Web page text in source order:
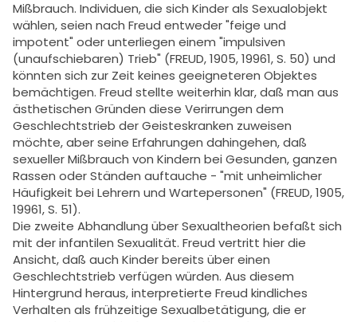
Mißbrauch. Individuen, die sich Kinder als Sexualobjekt
wählen, seien nach Freud entweder "feige und
impotent" oder unterliegen einem "impulsiven
(unaufschiebaren) Trieb" (FREUD, 1905, 19961, S. 50) und
könnten sich zur Zeit keines geeigneteren Objektes
bemächtigen. Freud stellte weiterhin klar, daß man aus
ästhetischen Gründen diese Verirrungen dem
Geschlechtstrieb der Geisteskranken zuweisen
möchte, aber seine Erfahrungen dahingehen, daß
sexueller Mißbrauch von Kindern bei Gesunden, ganzen
Rassen oder Ständen auftauche - "mit unheimlicher
Häufigkeit bei Lehrern und Wartepersonen" (FREUD, 1905,
19961, S. 51).
Die zweite Abhandlung über Sexualtheorien befaßt sich
mit der infantilen Sexualität. Freud vertritt hier die
Ansicht, daß auch Kinder bereits über einen
Geschlechtstrieb verfügen würden. Aus diesem
Hintergrund heraus, interpretierte Freud kindliches
Verhalten als frühzeitige Sexualbetätigung, die er